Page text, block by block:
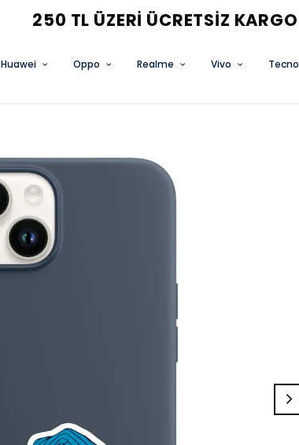
3 AL 2 ÖDE FIRSATINI KAÇIRMA
Huawei Oppo Realme Vivo Tecno